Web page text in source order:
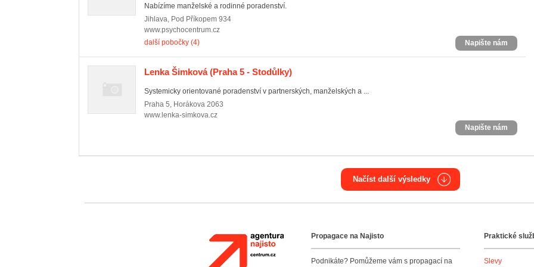
Nabízíme manželské a rodinné poradenství.
Jihlava, Pod Příkopem 934
www.psychocentrum.cz
další pobočky (4)
Napište nám
Lenka Šimková(Praha 5 - Stodůlky)
Systemicky orientované poradenství v partnerských, manželských a ...
Praha 5, Horákova 2063
www.lenka-simkova.cz
Napište nám
Načíst další výsledky
Agentura NajistoPropagace na Najisto
Podnikáte? Pomůžeme vám s propagací na
Praktické
Slevy